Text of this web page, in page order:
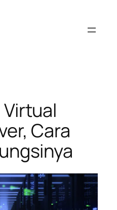
Cara